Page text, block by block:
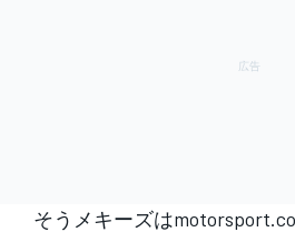
そうメキーズは